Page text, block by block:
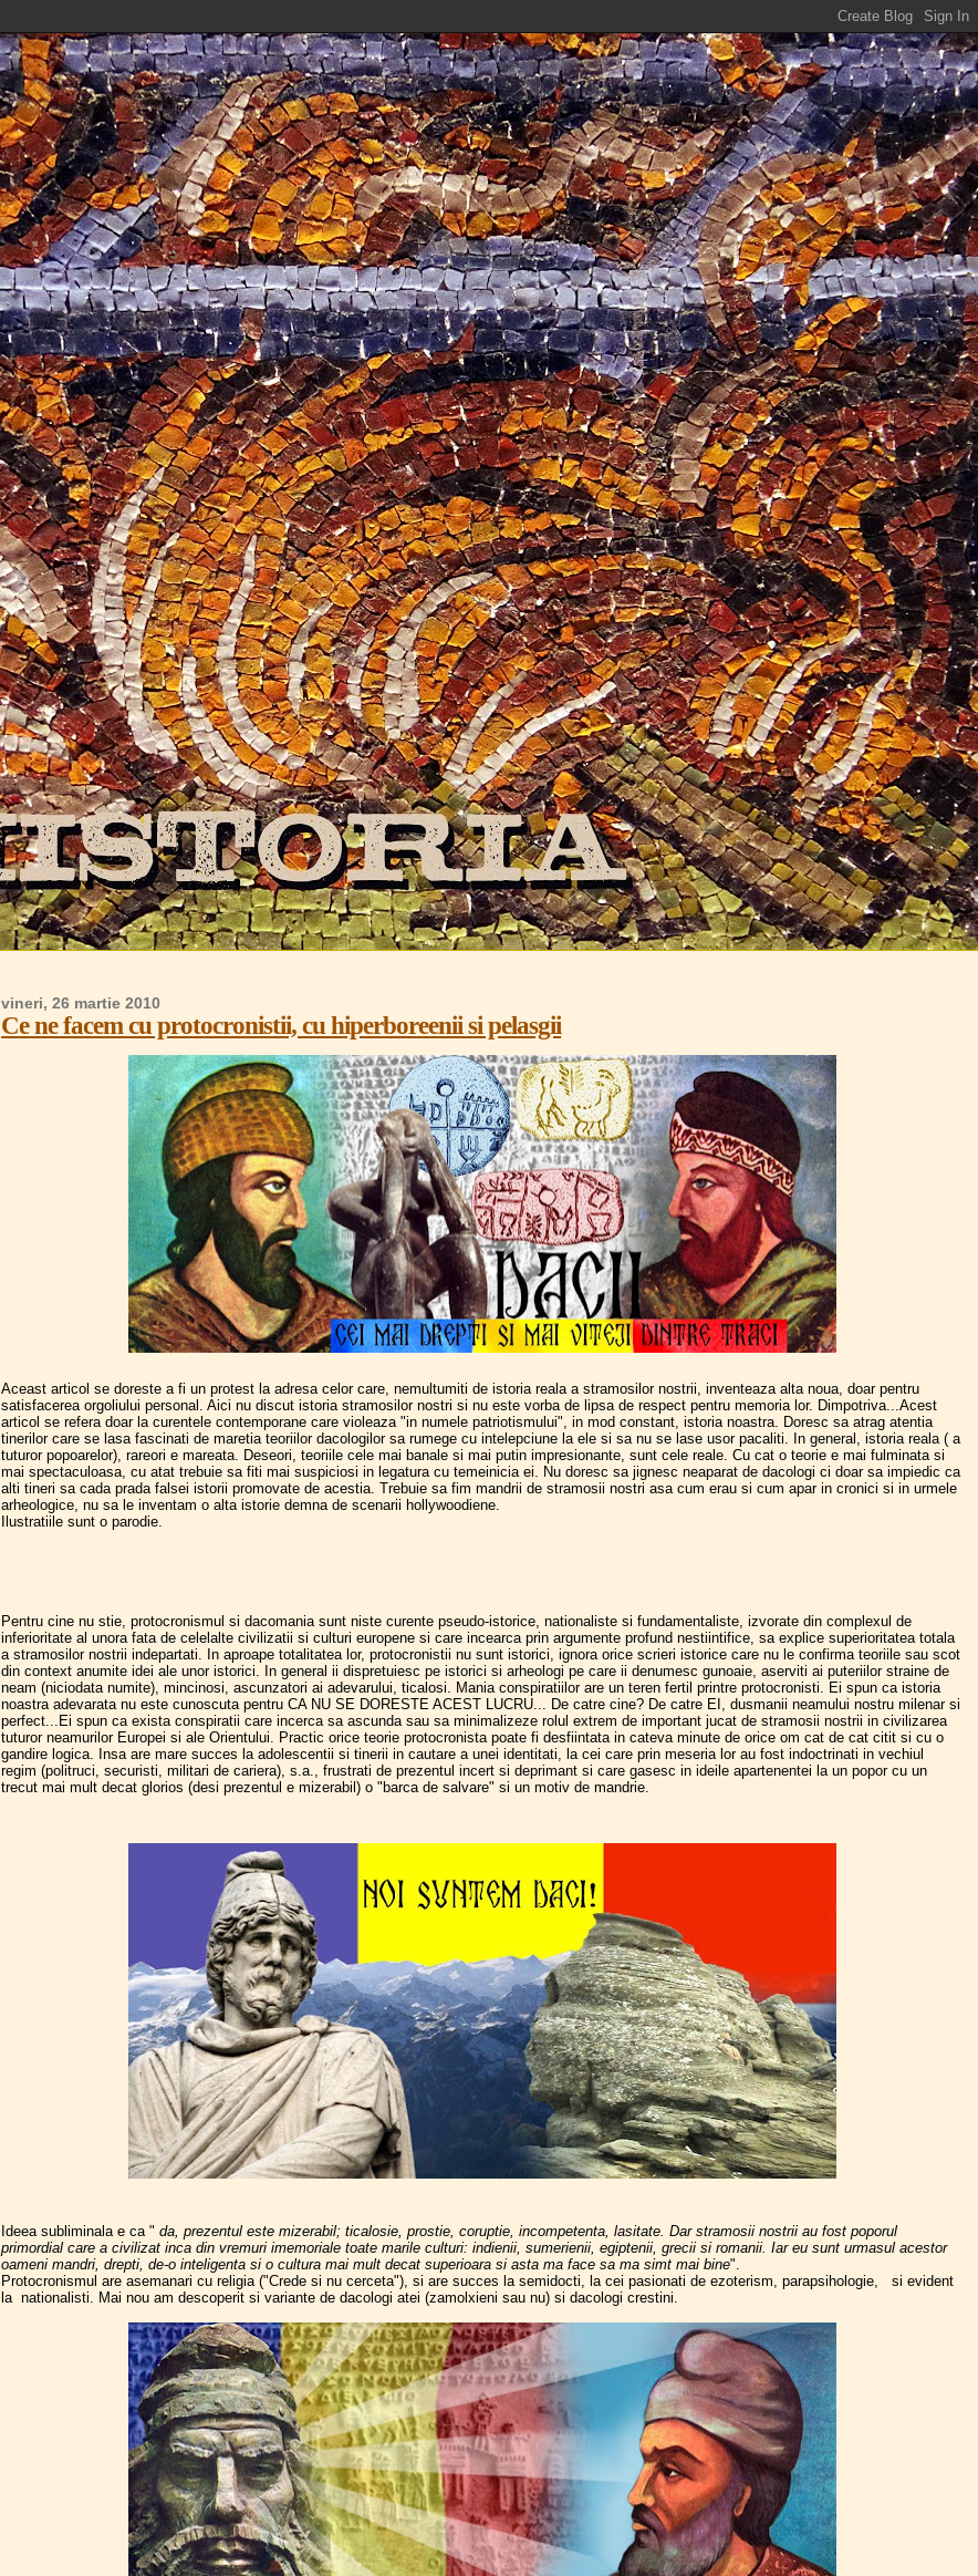
vineri, 26 martie 2010
Ce ne facem cu protocronistii, cu hiperboreenii si pelasgii
Aceast articol se doreste a fi un protest la adresa celor care, nemultumiti de istoria reala a stramosilor nostrii, inventeaza alta noua, doar pentru
satisfacerea orgoliului personal. Aici nu discut istoria stramosilor nostri si nu este vorba de lipsa de respect pentru memoria lor. Dimpotriva...Acest
articol se refera doar la curentele contemporane care violeaza "in numele patriotismului", in mod constant, istoria noastra. Doresc sa atrag atentia
tinerilor care se lasa fascinati de maretia teoriilor dacologilor sa rumege cu intelepciune la ele si sa nu se lase usor pacaliti. In general, istoria reala ( a
tuturor popoarelor), rareori e mareata. Deseori, teoriile cele mai banale si mai putin impresionante, sunt cele reale. Cu cat o teorie e mai fulminata si
mai spectaculoasa, cu atat trebuie sa fiti mai suspiciosi in legatura cu temeinicia ei. Nu doresc sa jignesc neaparat de dacologi ci doar sa impiedic ca
alti tineri sa cada prada falsei istorii promovate de acestia. Trebuie sa fim mandrii de stramosii nostri asa cum erau si cum apar in cronici si in urmele
arheologice, nu sa le inventam o alta istorie demna de scenarii hollywoodiene.
Ilustratiile sunt o parodie.
Pentru cine nu stie, protocronismul si dacomania sunt niste curente pseudo-istorice, nationaliste si fundamentaliste, izvorate din complexul de
inferioritate al unora fata de celelalte civilizatii si culturi europene si care incearca prin argumente profund nestiintifice, sa explice superioritatea totala
a stramosilor nostrii indepartati. In aproape totalitatea lor, protocronistii nu sunt istorici, ignora orice scrieri istorice care nu le confirma teoriile sau scot
din context anumite idei ale unor istorici. In general ii dispretuiesc pe istorici si arheologi pe care ii denumesc gunoaie, aserviti ai puteriilor straine de
neam (niciodata numite), mincinosi, ascunzatori ai adevarului, ticalosi. Mania conspiratiilor are un teren fertil printre protocronisti. Ei spun ca istoria
noastra adevarata nu este cunoscuta pentru CA NU SE DORESTE ACEST LUCRU... De catre cine? De catre EI, dusmanii neamului nostru milenar si
perfect...Ei spun ca exista conspiratii care incerca sa ascunda sau sa minimalizeze rolul extrem de important jucat de stramosii nostrii in civilizarea
tuturor neamurilor Europei si ale Orientului. Practic orice teorie protocronista poate fi desfiintata in cateva minute de orice om cat de cat citit si cu o
gandire logica. Insa are mare succes la adolescentii si tinerii in cautare a unei identitati, la cei care prin meseria lor au fost indoctrinati in vechiul
regim (politruci, securisti, militari de cariera), s.a., frustrati de prezentul incert si deprimant si care gasesc in ideile apartenentei la un popor cu un
trecut mai mult decat glorios (desi prezentul e mizerabil) o "barca de salvare" si un motiv de mandrie.
Ideea subliminala e ca "da, prezentul este mizerabil; ticalosie, prostie, coruptie, incompetenta, lasitate. Dar stramosii nostrii au fost poporul
primordial care a civilizat inca din vremuri imemoriale toate marile culturi: indienii, sumerienii, egiptenii, grecii si romanii. Iar eu sunt urmasul acestor
oameni mandri, drepti, de-o inteligenta si o cultura mai mult decat superioara si asta ma face sa ma simt mai bine".
Protocronismul are asemanari cu religia ("Crede si nu cerceta"), si are succes la semidocti, la cei pasionati de ezoterism, parapsihologie, si evident
la nationalisti. Mai nou am descoperit si variante de dacologi atei (zamolxieni sau nu) si dacologi crestini.